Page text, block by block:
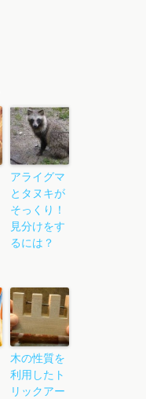
アライグマ
とタヌキが
そっくり！
見分けをす
るには？
木の性質を
利用したト
リックアー